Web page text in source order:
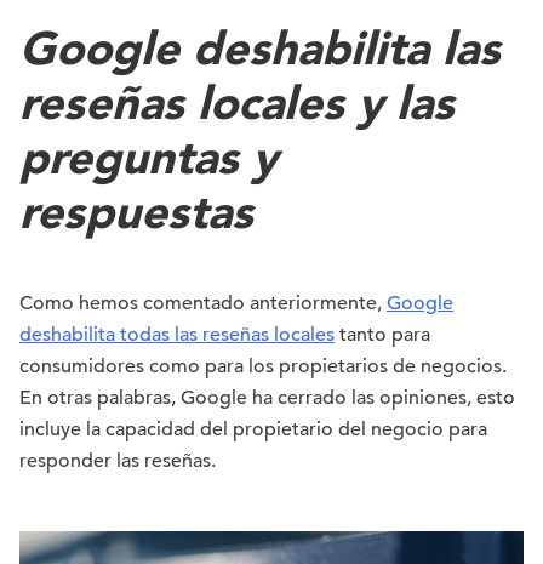
Google deshabilita las
reseñas locales y las
preguntas y
respuestas
Como hemos comentado anteriormente, Google
deshabilita todas las reseñas locales tanto para
consumidores como para los propietarios de negocios.
En otras palabras, Google ha cerrado las opiniones, esto
incluye la capacidad del propietario del negocio para
responder las reseñas.